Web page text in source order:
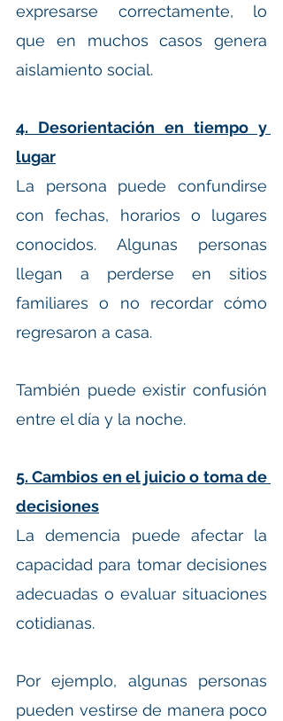
expresarse correctamente, lo
que en muchos casos genera
aislamiento social.
4. Desorientación en tiempo y
lugar
La persona puede confundirse
con fechas, horarios o lugares
conocidos. Algunas personas
llegan a perderse en sitios
familiares o no recordar cómo
regresaron a casa.
También puede existir confusión
entre el día y la noche.
5. Cambios en el juicio o toma de
decisiones
La demencia puede afectar la
capacidad para tomar decisiones
adecuadas o evaluar situaciones
cotidianas.
Por ejemplo, algunas personas
pueden vestirse de manera poco